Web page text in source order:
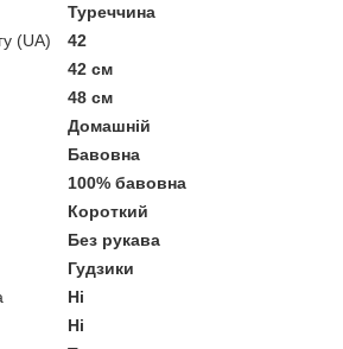
Туреччина
(UA)
42
42 см
48 см
Домашній
Бавовна
100% бавовна
Короткий
Без рукава
Гудзики
Ні
Ні